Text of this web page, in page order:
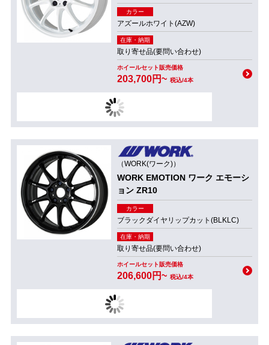
カラー
アズールホワイト(AZW)
在庫・納期
取り寄せ品(要問い合わせ)
ホイールセット販売価格
203,700円~ 税込/4本
（WORK(ワーク)）
WORK EMOTION ワーク エモーシ
ョン ZR10
カラー
ブラックダイヤリップカット(BLKLC)
在庫・納期
取り寄せ品(要問い合わせ)
ホイールセット販売価格
206,600円~ 税込/4本